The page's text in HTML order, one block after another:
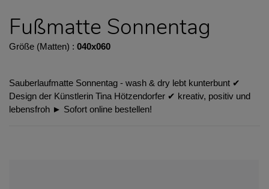
Fußmatte Sonnentag
Größe (Matten) : 040x060
Sauberlaufmatte Sonnentag - wash & dry lebt kunterbunt ✔︎
Design der Künstlerin Tina Hötzendorfer ✔︎ kreativ, positiv und
lebensfroh ► Sofort online bestellen!